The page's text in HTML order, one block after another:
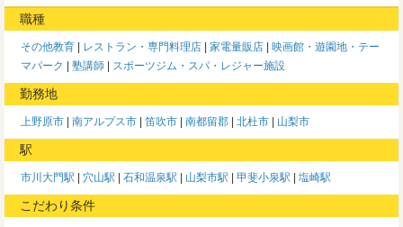
職種
その他教育 レストラン・専門料理店 家電量販店
映画館・遊園地・テー
マパーク
塾講師 スポーツジム・スパ・レジャー施設
勤務地
上野原市 南アルプス市 笛吹市 南都留郡 北杜市 山梨市
駅
市川大門駅 穴山駅 石和温泉駅 山梨市駅 甲斐小泉駅 塩崎駅
こだわり条件